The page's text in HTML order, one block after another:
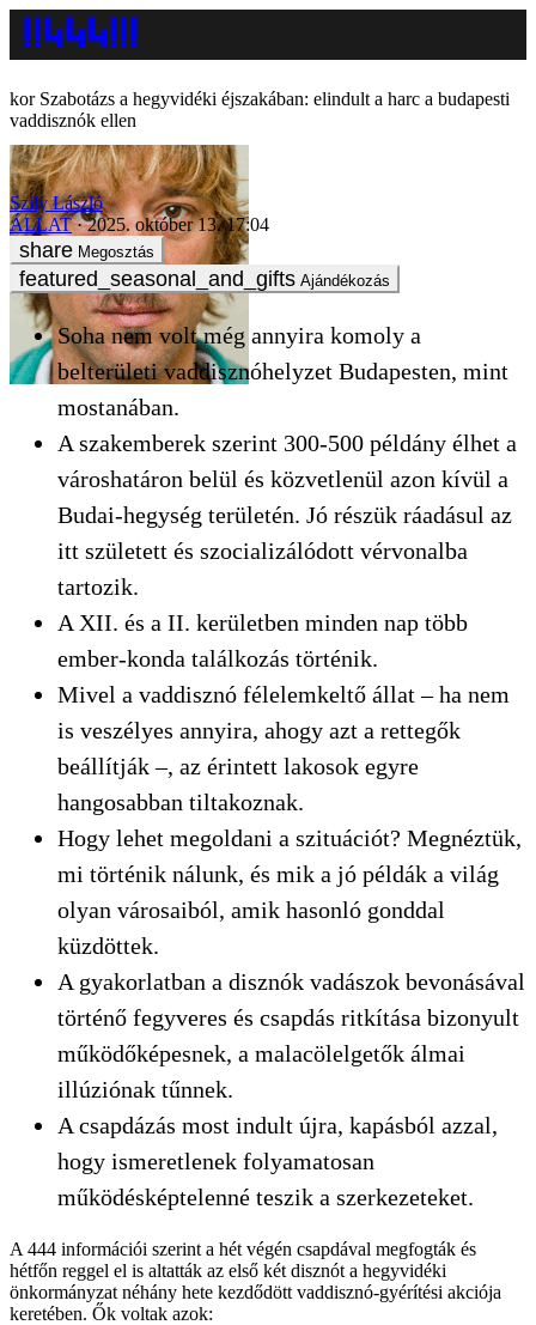
Szabotázs a hegyvidéki éjszakában: elindult a harc a budapesti
vaddisznók ellen
Szily László
ÁLLAT
2025. október 13. 17:04
Megosztás
Ajándékozás
Soha nem volt még annyira komoly a
belterületi vaddisznóhelyzet Budapesten, mint
mostanában.
A szakemberek szerint 300-500 példány élhet a
városhatáron belül és közvetlenül azon kívül a
Budai-hegység területén. Jó részük ráadásul az
itt született és szocializálódott vérvonalba
tartozik.
A XII. és a II. kerületben minden nap több
ember-konda találkozás történik.
Mivel a vaddisznó félelemkeltő állat – ha nem
is veszélyes annyira, ahogy azt a rettegők
beállítják –, az érintett lakosok egyre
hangosabban tiltakoznak.
Hogy lehet megoldani a szituációt? Megnéztük,
mi történik nálunk, és mik a jó példák a világ
olyan városaiból, amik hasonló gonddal
küzdöttek.
A gyakorlatban a disznók vadászok bevonásával
történő fegyveres és csapdás ritkítása bizonyult
működőképesnek, a malacölelgetők álmai
illúziónak tűnnek.
A csapdázás most indult újra, kapásból azzal,
hogy ismeretlenek folyamatosan
működésképtelenné teszik a szerkezeteket.
A 444 információi szerint a hét végén csapdával megfogták és
hétfőn reggel el is altatták az első két disznót a hegyvidéki
önkormányzat néhány hete kezdődött vaddisznó-gyérítési akciója
keretében. Ők voltak azok: